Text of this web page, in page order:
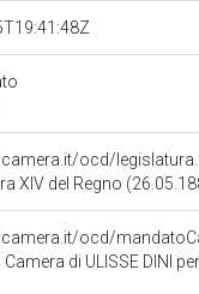
ocd/
XIV del Regno
ocd/
di ULISSE DINI